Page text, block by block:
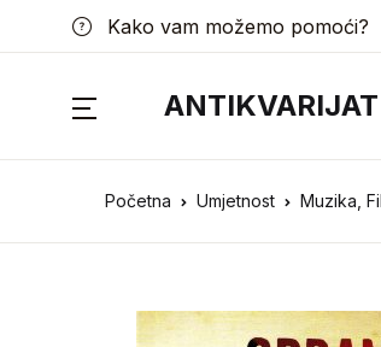
Kako vam možemo pomoći?
Početna Umjetnost Muzika,